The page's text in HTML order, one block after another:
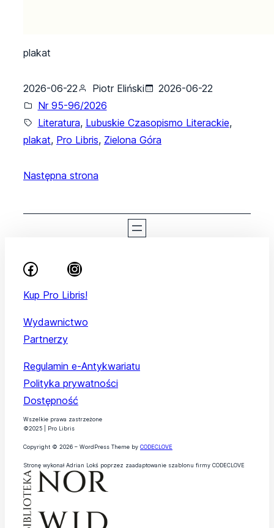
plakat
2026-06-22 Piotr Eliński
2026-06-22
Nr 95-96/2026
Literatura, Lubuskie Czasopismo Literackie,
plakat, Pro Libris, Zielona Góra
Następna strona
Kup Pro Libris!
Wydawnictwo
Partnerzy
Regulamin e-Antykwariatu
Polityka prywatności
Dostępność
Wszelkie prawa zastrzeżone
©2025 | Pro Libris
Copyright © 2026 – WordPress Theme by CODECLOVE
Stronę wykonał Adrian Lokś poprzez zaadaptowanie szablonu firmy CODECLOVE